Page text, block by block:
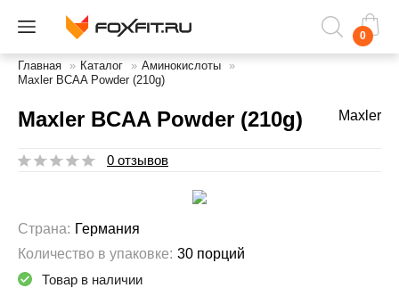
0
Главная » Каталог » Аминокислоты
»
Maxler BCAA Powder (210g)
Maxler BCAA Powder (210g) Maxler
0 отзывов
Страна: Германия
Количество в упаковке: 30 порций
Товар в наличии